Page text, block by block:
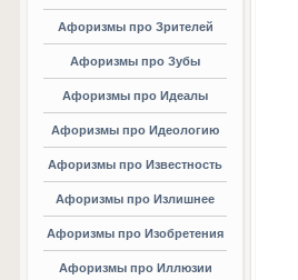
Афоризмы про Зрителей
Афоризмы про Зубы
Афоризмы про Идеалы
Афоризмы про Идеологию
Афоризмы про Известность
Афоризмы про Излишнее
Афоризмы про Изобретения
Афоризмы про Иллюзии